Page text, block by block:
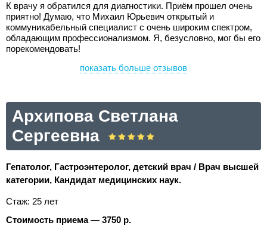
К врачу я обратился для диагностики. Приём прошел очень
приятно! Думаю, что Михаил Юрьевич открытый и
коммуникабельный специалист с очень широким спектром,
обладающим профессионализмом. Я, безусловно, мог бы его
порекомендовать!
показать больше отзывов
Архипова Светлана
Сергеевна
Гепатолог, Гастроэнтеролог, детский врач / Врач высшей
категории, Кандидат медицинских наук.
Стаж: 25 лет
Стоимость приема — 3750 р.